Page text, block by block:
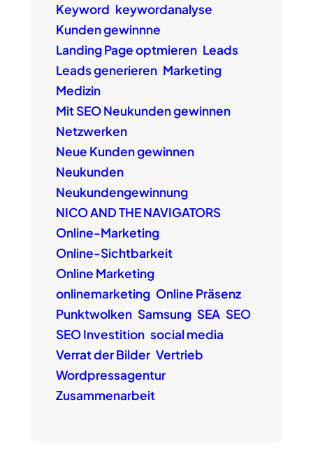
Keyword keywordanalyse
Kunden gewinnne
Landing Page optmieren Leads
Leads generieren Marketing
Medizin
Mit SEO Neukunden gewinnen
Netzwerken
Neue Kunden gewinnen
Neukunden
Neukundengewinnung
NICO AND THE NAVIGATORS
Online-Marketing
Online-Sichtbarkeit
Online Marketing
onlinemarketing Online Präsenz
Punktwolken Samsung SEA SEO
SEO Investition social media
Verrat der Bilder Vertrieb
Wordpressagentur
Zusammenarbeit